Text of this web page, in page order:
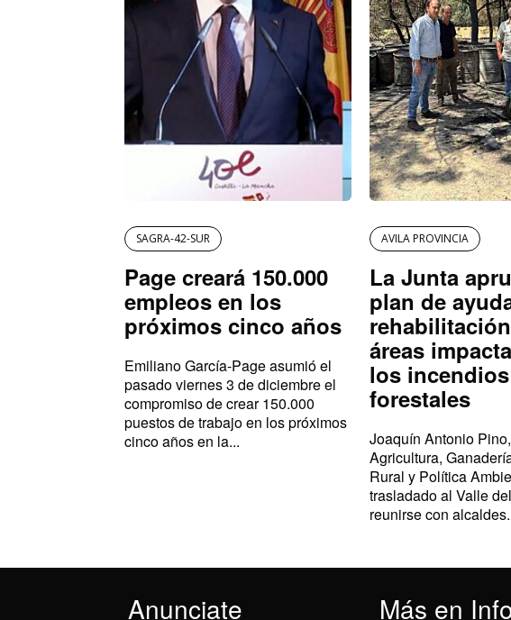
SAGRA-42-SUR
Page creará 150.000
empleos en los
próximos cinco años
Emiliano García-Page asumió el
pasado viernes 3 de diciembre el
compromiso de crear 150.000
puestos de trabajo en los próximos
cinco años en la...
AVILA PROVINCIA
La Junta
plan de
áreas
los incendios
forestales
Joaquín Antonio
Agricultura,
Rural y Política
trasladado al Valle
reunirse con
Anunciate Más en